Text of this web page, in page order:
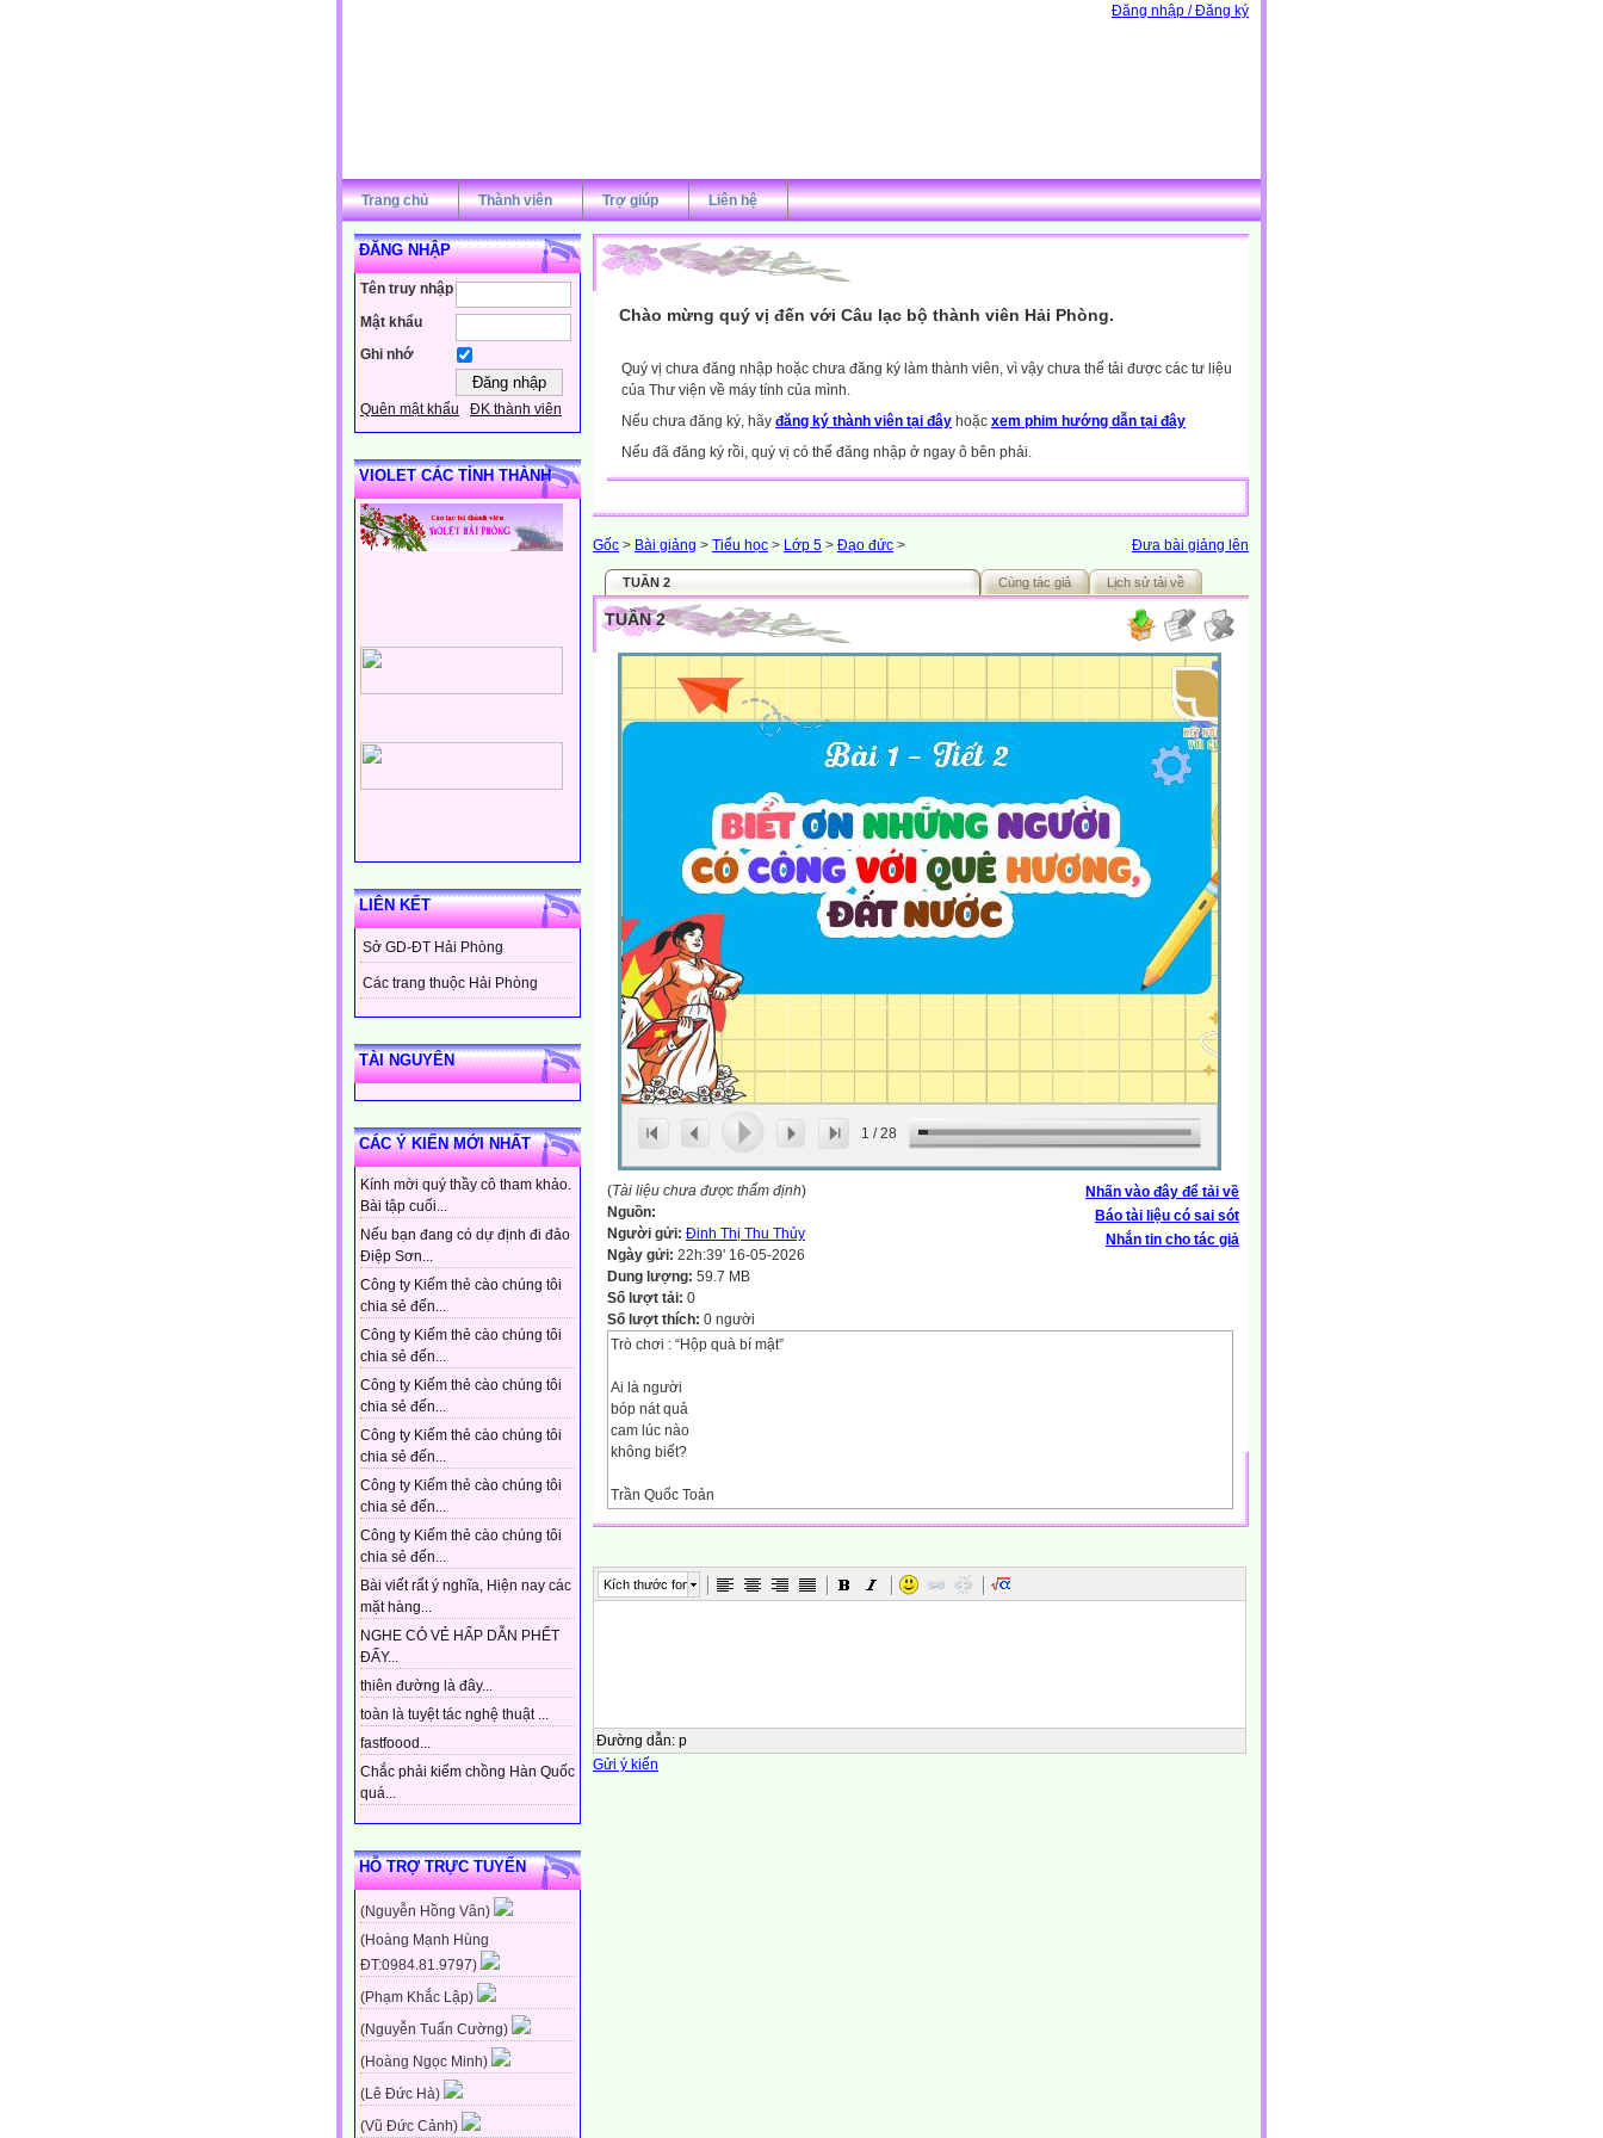
Đăng nhập / Đăng ký
Trang chủ Thành viên Trợ giúp Liên hệ
ĐĂNG NHẬP
Tên truy nhập
Mật khẩu
Ghi nhớ
Quên mật khẩu ĐK thành viên
VIOLET CÁC TỈNH THÀNH
LIÊN KẾT
Sở GD-ĐT Hải Phòng
Các trang thuộc Hải Phòng
TÀI NGUYÊN
CÁC Ý KIẾN MỚI NHẤT
Kính mời quý thầy cô tham khảo.
Bài tập cuối...
Nếu bạn đang có dự định đi đảo
Điệp Sơn...
Công ty Kiếm thẻ cào chúng tôi
chia sẻ đến...
Công ty Kiếm thẻ cào chúng tôi
chia sẻ đến...
Công ty Kiếm thẻ cào chúng tôi
chia sẻ đến...
Công ty Kiếm thẻ cào chúng tôi
chia sẻ đến...
Công ty Kiếm thẻ cào chúng tôi
chia sẻ đến...
Công ty Kiếm thẻ cào chúng tôi
chia sẻ đến...
Bài viết rất ý nghĩa, Hiện nay các
mặt hàng...
NGHE CÓ VẺ HẤP DẪN PHẾT
ĐẤY...
thiên đường là đây...
toàn là tuyệt tác nghệ thuật ...
fastfoood...
Chắc phải kiếm chồng Hàn Quốc
quá...
HỖ TRỢ TRỰC TUYẾN
(Nguyễn Hồng Vân)
(Hoàng Mạnh Hùng
ĐT:0984.81.9797)
(Phạm Khắc Lập)
(Nguyễn Tuấn Cường)
(Hoàng Ngọc Minh)
(Lê Đức Hà)
(Vũ Đức Cảnh)
Chào mừng quý vị đến với Câu lạc bộ thành viên Hải Phòng.
Quý vị chưa đăng nhập hoặc chưa đăng ký làm thành viên, vì vậy chưa thể tải được các tư liệu
của Thư viện về máy tính của mình.
Nếu chưa đăng ký, hãy đăng ký thành viên tại đây hoặc xem phim hướng dẫn tại đây
Nếu đã đăng ký rồi, quý vị có thể đăng nhập ở ngay ô bên phải.
Đưa bài giảng lên
Gốc > Bài giảng > Tiểu học > Lớp 5 > Đạo đức >
TUẦN 2 Cùng tác giả Lịch sử tải về
TUẦN 2
1 /28
Nhấn vào đây để tải về
Báo tài liệu có sai sót
Nhắn tin cho tác giả
(Tài liệu chưa được thẩm định)
Nguồn:
Người gửi: Đinh Thị Thu Thủy
Ngày gửi: 22h:39' 16-05-2026
Dung lượng: 59.7 MB
Số lượt tải: 0
Số lượt thích: 0 người
Trò chơi : “Hộp quà bí mật”
Ai là người
bóp nát quả
cam lúc nào
không biết?
Trần Quốc Toản
lấp lỗ châu mai?
Văn Cao
Kích thước font
Đường dẫn: p
Gửi ý kiến